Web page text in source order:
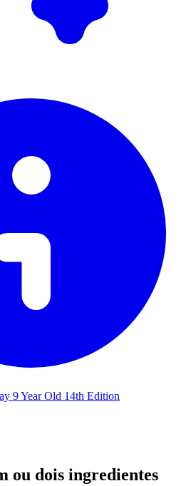
9 Year Old 14th Edition
ou dois ingredientes